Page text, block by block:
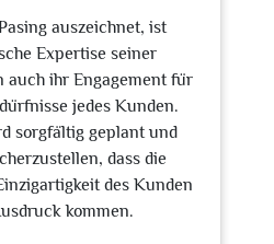
auszeichnet, ist
Expertise seiner
auch ihr Engagement für
jedes Kunden.
sorgfältig geplant und
dass die
des Kunden
kommen.